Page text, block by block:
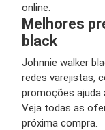
online.
Melhores
black
Johnnie walker
redes varejistas,
promoções ajuda
Veja todas as
próxima compra.